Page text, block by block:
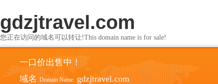
gdzjtravel.com
您正在访问的域名可以转让!This domain name is for sale!
一口价出售中！
域名 Domain Name: gdzjtravel.com